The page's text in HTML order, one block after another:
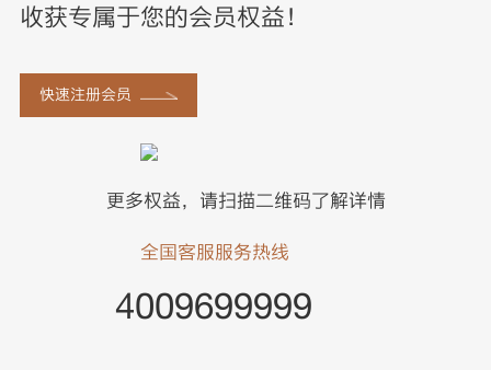
收获专属于您的会员权益！
快速注册会员
全国客服服务热线
4009699999
更多权益，请扫描二维码了解详情